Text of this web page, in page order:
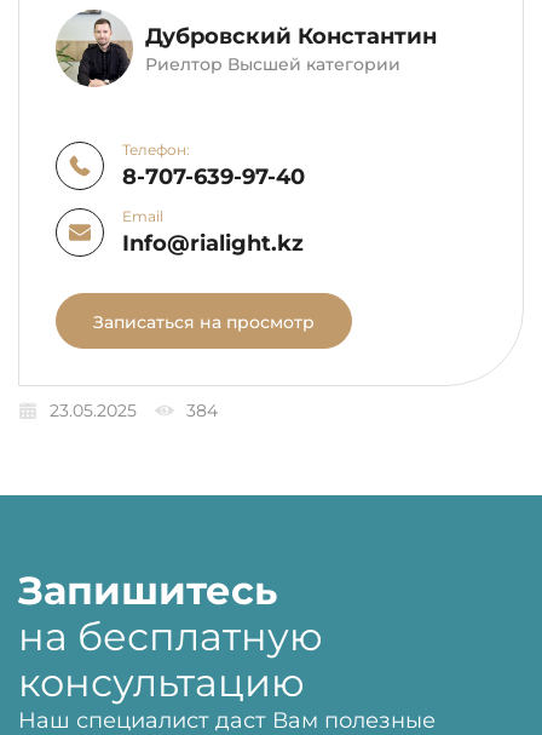
Дубровский Константин
Риелтор Высшей категории
Телефон:
8-707-639-97-40
Email
Info@rialight.kz
Записаться на просмотр
23.05.2025 384
Запишитесь
на бесплатную
консультацию
Наш специалист даст Вам полезные